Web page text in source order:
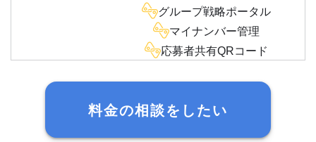
グループ戦略ポータル
マイナンバー管理
応募者共有QRコード
料金の相談をしたい